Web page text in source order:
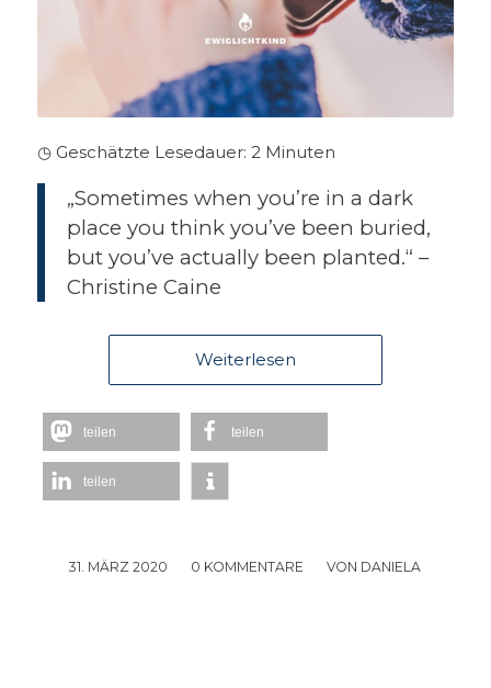
◷ Geschätzte Lesedauer: 2 Minuten
„Sometimes when you’re in a dark
place you think you’ve been buried,
but you’ve actually been planted.“ –
Christine Caine
Weiterlesen
teilen teilen
teilen
31. MÄRZ 2020
/ 0 KOMMENTARE
/ VON DANIELA